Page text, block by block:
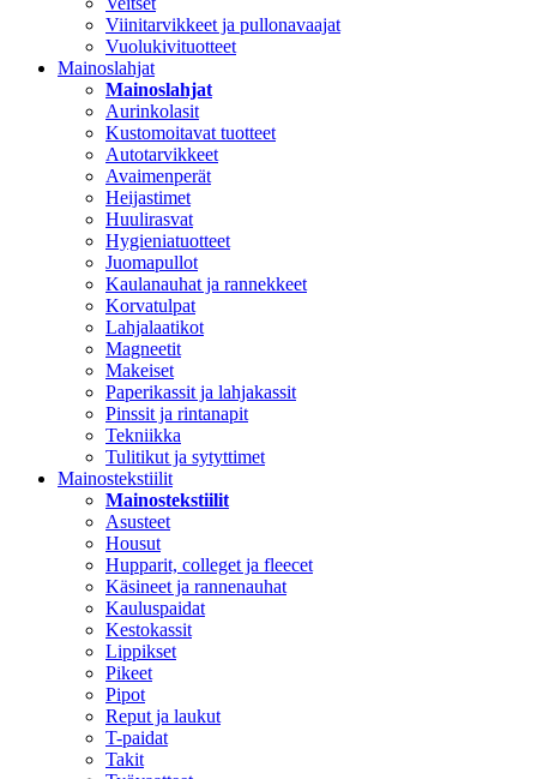
Viinitarvikkeet ja pullonavaajat
Vuolukivituotteet
Mainoslahjat
Mainoslahjat
Aurinkolasit
Kustomoitavat tuotteet
Autotarvikkeet
Avaimenperät
Heijastimet
Huulirasvat
Hygieniatuotteet
Juomapullot
Kaulanauhat ja rannekkeet
Korvatulpat
Lahjalaatikot
Magneetit
Makeiset
Paperikassit ja lahjakassit
Pinssit ja rintanapit
Tekniikka
Tulitikut ja sytyttimet
Mainostekstiilit
Mainostekstiilit
Asusteet
Housut
Hupparit, colleget ja fleecet
Käsineet ja rannenauhat
Kauluspaidat
Kestokassit
Lippikset
Pikeet
Pipot
Reput ja laukut
T-paidat
Takit